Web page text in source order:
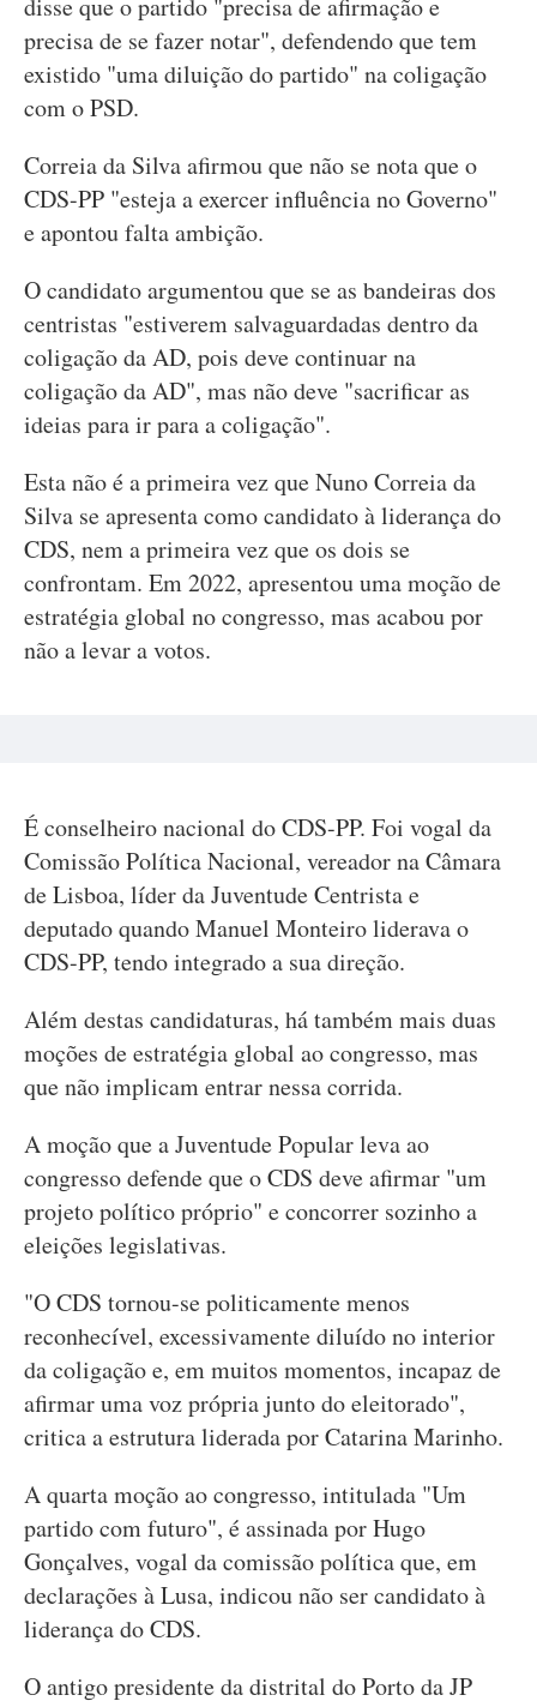
disse que o partido "precisa de afirmação e
precisa de se fazer notar", defendendo que tem
existido "uma diluição do partido" na coligação
com o PSD.
Correia da Silva afirmou que não se nota que o
CDS-PP "esteja a exercer influência no Governo"
e apontou falta ambição.
O candidato argumentou que se as bandeiras dos
centristas "estiverem salvaguardadas dentro da
coligação da AD, pois deve continuar na
coligação da AD", mas não deve "sacrificar as
ideias para ir para a coligação".
Esta não é a primeira vez que Nuno Correia da
Silva se apresenta como candidato à liderança do
CDS, nem a primeira vez que os dois se
confrontam. Em 2022, apresentou uma moção de
estratégia global no congresso, mas acabou por
não a levar a votos.
É conselheiro nacional do CDS-PP. Foi vogal da
Comissão Política Nacional, vereador na Câmara
de Lisboa, líder da Juventude Centrista e
deputado quando Manuel Monteiro liderava o
CDS-PP, tendo integrado a sua direção.
Além destas candidaturas, há também mais duas
moções de estratégia global ao congresso, mas
que não implicam entrar nessa corrida.
A moção que a Juventude Popular leva ao
congresso defende que o CDS deve afirmar "um
projeto político próprio" e concorrer sozinho a
eleições legislativas.
"O CDS tornou-se politicamente menos
reconhecível, excessivamente diluído no interior
da coligação e, em muitos momentos, incapaz de
afirmar uma voz própria junto do eleitorado",
critica a estrutura liderada por Catarina Marinho.
A quarta moção ao congresso, intitulada "Um
partido com futuro", é assinada por Hugo
Gonçalves, vogal da comissão política que, em
declarações à Lusa, indicou não ser candidato à
liderança do CDS.
O antigo presidente da distrital do Porto da JP